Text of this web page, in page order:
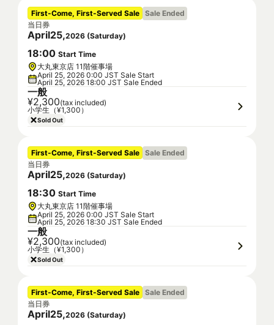
First-Come, First-Served Sale Sale Ended
当日券
April25,2026 (Saturday)
18:00 Start Time
大丸東京店 11階催事場
April 25, 2026 0:00 JST Sale Start
April 25, 2026 18:00 JST Sale Ended
一般
¥2,300(tax included)
小学生（¥1,300）
Sold Out
First-Come, First-Served Sale Sale Ended
当日券
April25,2026 (Saturday)
18:30 Start Time
大丸東京店 11階催事場
April 25, 2026 0:00 JST Sale Start
April 25, 2026 18:30 JST Sale Ended
一般
¥2,300(tax included)
小学生（¥1,300）
Sold Out
First-Come, First-Served Sale Sale Ended
当日券
April25,2026 (Saturday)